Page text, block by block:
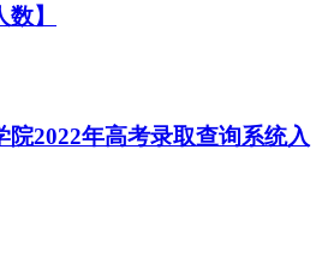
】
院2022年高考录取查询系统入